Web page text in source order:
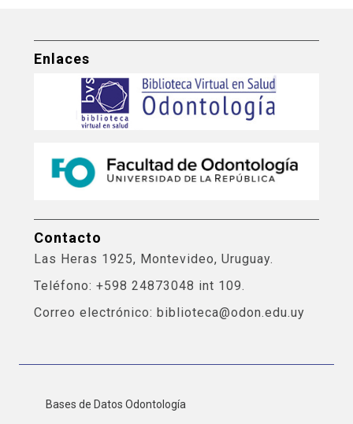
Enlaces
Contacto
Las Heras 1925, Montevideo, Uruguay.
Teléfono: +598 24873048 int 109.
Correo electrónico: biblioteca@odon.edu.uy
Bases de Datos Odontología